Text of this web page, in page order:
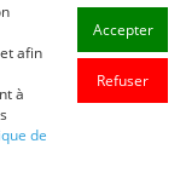
afin
à
de
Accepter
Refuser